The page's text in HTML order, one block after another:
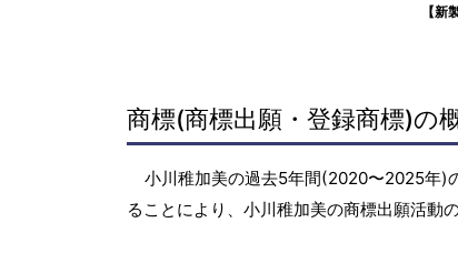
【
商標(商標出願・登録商標)の
小川稚加美の過去5年間(2020〜2025年)
ることにより、小川稚加美の商標出願活動